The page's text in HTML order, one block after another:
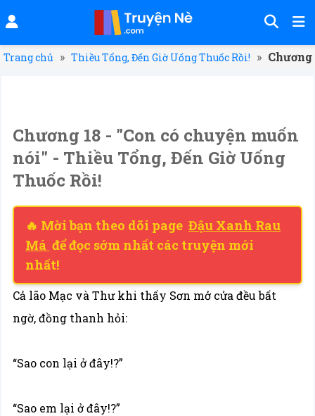
Trang chủ » Thiều Tổng, Đến Giờ Uống Thuốc Rồi! »
Chương 18 - "Con có chuyện muốn
nói" - Thiều Tổng, Đến Giờ Uống
Thuốc Rồi!
🔥 Mời bạn theo dõi page Đậu Xanh Rau
Má để đọc sớm nhất các truyện mới
nhất!
Cả lão Mạc và Thư khi thấy Sơn mở cửa đều bất
ngờ, đồng thanh hỏi:
“Sao con lại ở đây!?”
“Sao em lại ở đây!?”